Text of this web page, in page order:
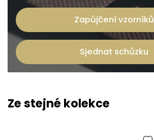
Zapůjčení vzorníků
Sjednat schůzku
Ze stejné kolekce